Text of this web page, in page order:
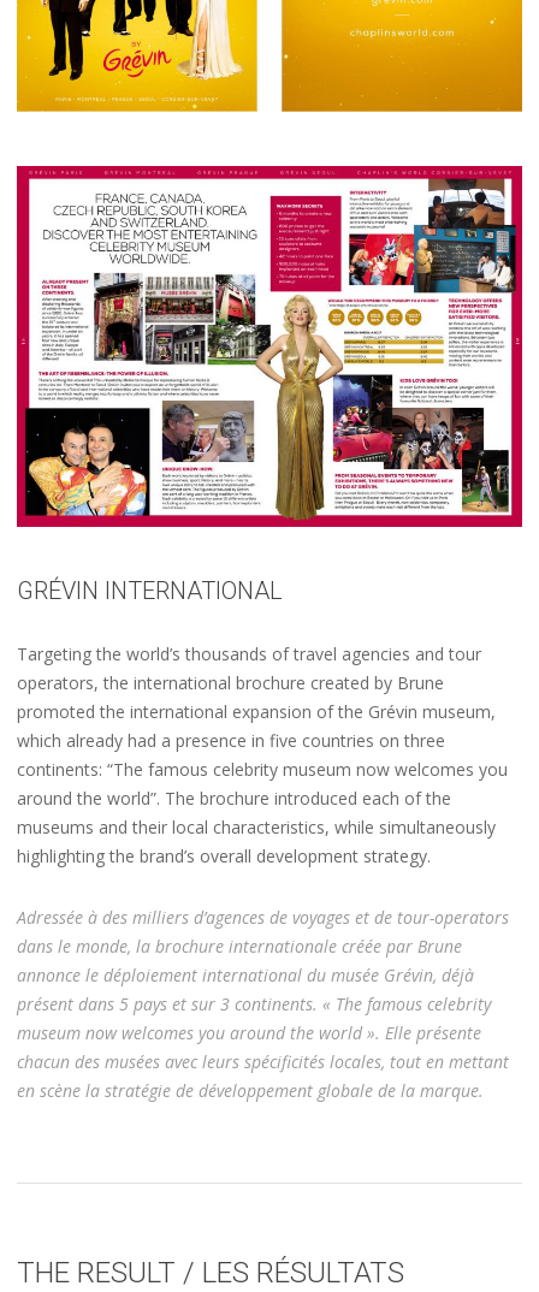
GRÉVIN INTERNATIONAL
Targeting the world’s thousands of travel agencies and tour
operators, the international brochure created by Brune
promoted the international expansion of the Grévin museum,
which already had a presence in five countries on three
continents: “The famous celebrity museum now welcomes you
around the world”. The brochure introduced each of the
museums and their local characteristics, while simultaneously
highlighting the brand’s overall development strategy.
Adressée à des milliers d’agences de voyages et de tour-operators
dans le monde, la brochure internationale créée par Brune
annonce le déploiement international du musée Grévin, déjà
présent dans 5 pays et sur 3 continents. « The famous celebrity
museum now welcomes you around the world ». Elle présente
chacun des musées avec leurs spécificités locales, tout en mettant
en scène la stratégie de développement globale de la marque.
THE RESULT / LES RÉSULTATS